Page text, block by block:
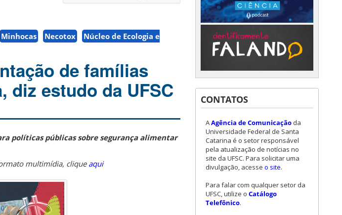
Minhocas Necotox
Núcleo de Ecologia e
de famílias
diz estudo da UFSC
políticas públicas sobre segurança alimentar
multimídia, clique aqui
CONTATOS
AAgência de Comunicação da
Universidade Federal de Santa
Catarina é o setor responsável
pela atualização de notícias no
site da UFSC. Para solicitar uma
divulgação, acesse o site.
Para falar com qualquer setor da
UFSC, utilize o Catálogo
Telefônico.